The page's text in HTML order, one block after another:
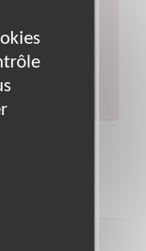
ou remplacer
département.